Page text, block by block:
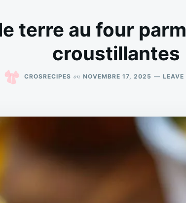
terre au four
croustillantes
CROSRECIPES on NOVEMBRE 17, 2025